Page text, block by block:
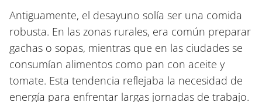
Antiguamente, el desayuno solía ser una comida
robusta. En las zonas rurales, era común preparar
gachas o sopas, mientras que en las ciudades se
consumían alimentos como pan con aceite y
tomate. Esta tendencia reflejaba la necesidad de
energía para enfrentar largas jornadas de trabajo.